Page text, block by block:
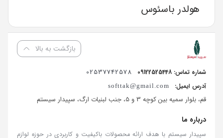
هولدر باسئوس
بازگشت به بالا
شماره تماس: 09122525448 02537742578
آدرس ایمیل: softtak@gmail.com
قم، بلوار سمیه بین کوچه 3 و 5، جنب لبنیات ارگ، سپیدار سیستم
درباره ما
سپیدار سیستم با هدف ارائه محصولات باکیفیت و کاربردی در حوزه لوازم